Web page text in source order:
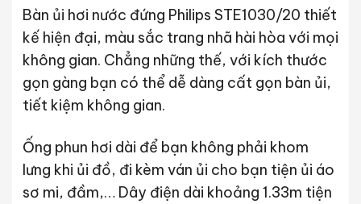
Bàn ủi hơi nước đứng Philips STE1030/20 thiết
kế hiện đại, màu sắc trang nhã hài hòa với mọi
không gian. Chẳng những thế, với kích thước
gọn gàng bạn có thể dễ dàng cất gọn bàn ủi,
tiết kiệm không gian.
Ống phun hơi dài để bạn không phải khom
lưng khi ủi đồ, đi kèm ván ủi cho bạn tiện ủi áo
sơ mi, đầm,… Dây điện dài khoảng 1.33m tiện